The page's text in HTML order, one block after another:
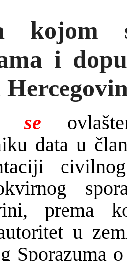
kojom
i
se
data u
prema
u
Sporazuma